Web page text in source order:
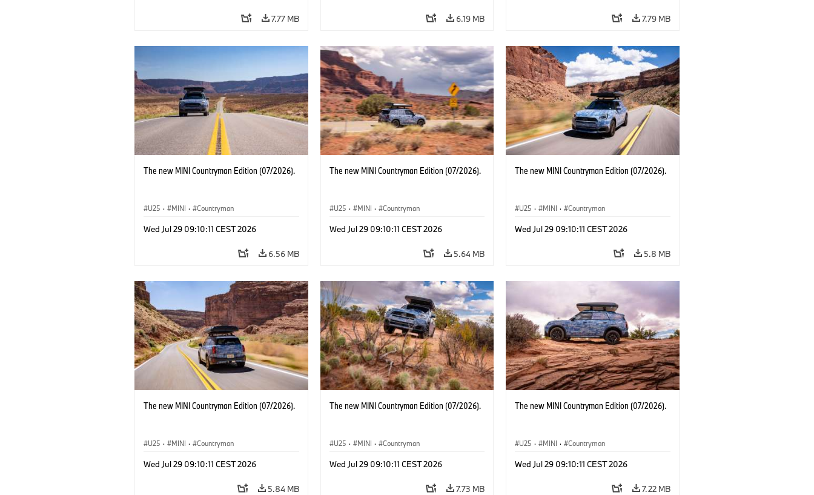
7.77 MB 6.19 MB 7.79 MB
The new MINI Countryman Edition (07/2026).
U25 · MINI · Countryman
Wed Jul 29 09:10:11 CEST 2026
6.56 MB
The new MINI Countryman Edition (07/2026).
U25 · MINI · Countryman
Wed Jul 29 09:10:11 CEST 2026
5.64 MB
The new MINI Countryman Edition (07/2026).
U25 · MINI · Countryman
Wed Jul 29 09:10:11 CEST 2026
5.8 MB
The new MINI Countryman Edition (07/2026).
U25 · MINI · Countryman
Wed Jul 29 09:10:11 CEST 2026
5.84 MB
The new MINI Countryman Edition (07/2026).
U25 · MINI · Countryman
Wed Jul 29 09:10:11 CEST 2026
7.73 MB
The new MINI Countryman Edition (07/2026).
U25 · MINI · Countryman
Wed Jul 29 09:10:11 CEST 2026
7.22 MB